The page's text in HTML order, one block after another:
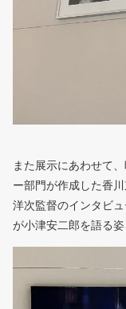
また展示にあわせて
ー部門が作成した香
洋次監督のインタビ
が小津安二郎を語る姿